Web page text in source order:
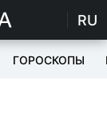
RU
ГОРОСКОПЫ